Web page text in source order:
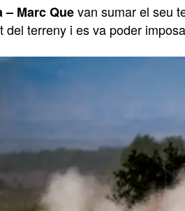
– Marc Quevan sumar el seu
del terreny i es va poder